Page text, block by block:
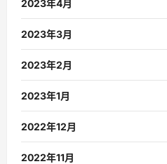
2023年4月
2023年3月
2023年2月
2023年1月
2022年12月
2022年11月